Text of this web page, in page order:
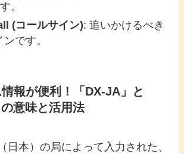
。
(コールサイン): 追いかけるべき
です。
報が便利！「DX-JA」と
の意味と活用法
日本）の局によって入力された、